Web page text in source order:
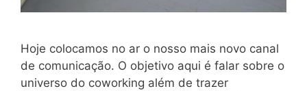
Hoje colocamos no ar o nosso mais novo canal
de comunicação. O objetivo aqui é falar sobre o
universo do coworking além de trazer